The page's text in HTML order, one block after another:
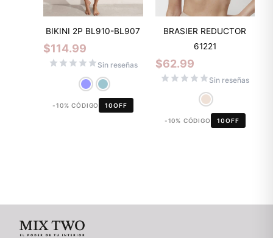
BIKINI 2P BL910-BL907
$114.99
Sin reseñas
-10% CÓDIGO 10OFF
BRASIER REDUCTOR
61221
$62.99
Sin reseñas
-10% CÓDIGO 10OFF